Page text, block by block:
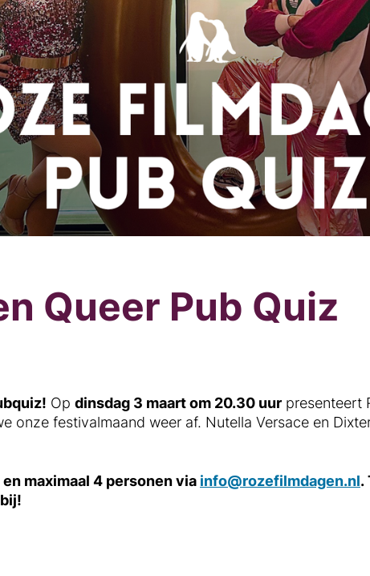
Queer Pub Quiz
Op dinsdag 3 maart om 20.30 uur presenteert
onze festivalmaand weer af. Nutella Versace en
maximaal 4 personenvia info@rozefilmdagen.nl.